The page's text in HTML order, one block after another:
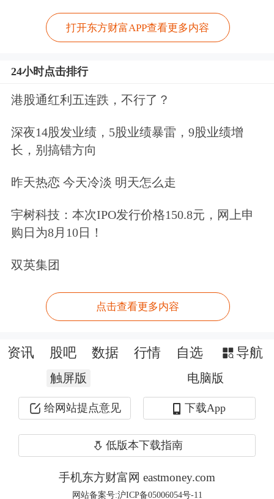
可见，投资者投资该公司需要面临多重
投资风险。也正因如此，伴随着A股市
场亏损企业上市大门的洞开，尽快完善
与之相对应的投资者保护机制迫在眉
首先是要尽快完善股东减持制度，让股
东减持制度与亏损企业上市制度相匹
定，要求公司上市时未盈利的，在公司
人员自公司股票上市之日起3个完整会
个规定显然存在较大的漏洞。那就是亏
损公司上市3年后仍然没有实现盈利
呢，或者虽然上市3年后实现了盈利但
情况下，首发前的股东持股同样不应该
打开东方财富APP查看更多内容
24小时点击排行
港股通红利五连跌，不行了？
深夜14股发业绩，5股业绩暴雷，9股业绩增
长，别搞错方向
昨天热恋 今天冷淡 明天怎么走
宇树科技：本次IPO发行价格150.8元，网上申
购日为8月10日！
双英集团
点击查看更多内容
资讯 股吧 数据 行情 自选 导航
触屏版 电脑版
给网站提点意见 下载App
低版本下载指南
手机东方财富网 eastmoney.com
网站备案号:沪ICP备05006054号-11